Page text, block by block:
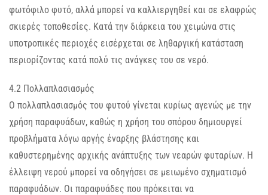
φωτόφιλο φυτό, αλλά μπορεί να καλλιεργηθεί και σε ελαφρώς
σκιερές τοποθεσίες. Κατά την διάρκεια του χειμώνα στις
υποτροπικές περιοχές εισέρχεται σε ληθαργική κατάσταση
περιορίζοντας κατά πολύ τις ανάγκες του σε νερό.
4.2 Πολλαπλασιασμός
Ο πολλαπλασιασμός του φυτού γίνεται κυρίως αγενώς με την
χρήση παραφυάδων, καθώς η χρήση του σπόρου δημιουργεί
προβλήματα λόγω αργής έναρξης βλάστησης και
καθυστερημένης αρχικής ανάπτυξης των νεαρών φυταρίων. Η
έλλειψη νερού μπορεί να οδηγήσει σε μειωμένο σχηματισμό
παραφυάδων. Οι παραφυάδες που πρόκειται να